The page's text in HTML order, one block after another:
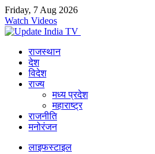
Friday, 7 Aug 2026
Watch Videos
राजस्थान
देश
विदेश
राज्य
मध्य प्रदेश
महाराष्ट्र
राजनीति
मनोरंजन
लाइफस्टाइल